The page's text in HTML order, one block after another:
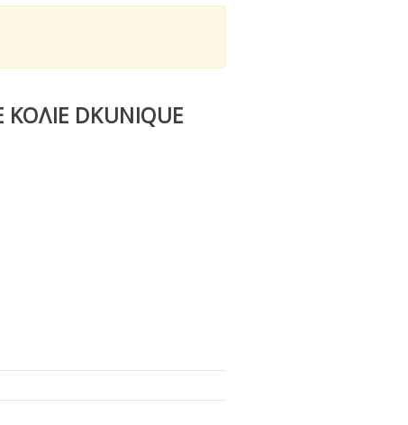
DKUNIQUE